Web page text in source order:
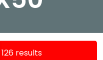
results